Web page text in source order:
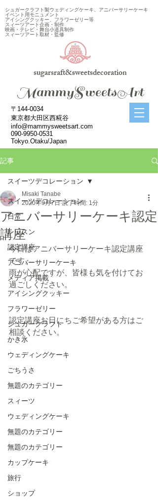
シュガークラフト製ウェディングケーキ、アニバーサリーケーキ
イベント用モニュメント
アイシングクッキー、フラワーゼリー等
スィーツアート企画・制作
映画・テレビ・舞台小道具制作
スィーツアート取材・監修
sugarsraft&sweetsdecoration
​MammySweetsArt
〒144-0034
東京都大田区西糀谷
info@mammysweetsart.com
090-9950-0531
Tokyo.Otaku/Japan
記事
スイーツデコレーション
日常
レッスン
認定講座
アニバーサリーケーキ
メディア掲載
アイシングクッキー
フラワーゼリー
シュガークラフト
かき氷
ウェディングケーキ
ごちうさ
無題のカテゴリー
スィーツ
ウェディングケーキ
無題のカテゴリー
無題のカテゴリー
カップケーキ
旅行
ショップ
スイーツデコレーション
アニバーサリーケーキ認定
講座
Misaki Tanabe
2020年9月7日 読了時間: 1分
今日はアニバーサリーケーキ認定講座
です。
雨が心配ですが、皆様も気を付けてお
過ごしください。
認定講座お日にちご希望がある方はご
相談ください。